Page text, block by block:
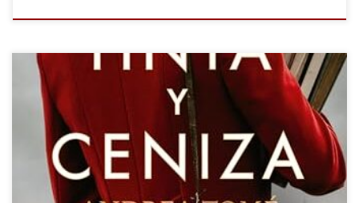
Tinta y ceniza es la última novela de Andrea Tomé publicada por
Grijalbo. La Historia se compone de miles de protagonistas
anónimos, de secundarios que sostienen relatos desde los
márgenes y narradores que ponen palabras a todo lo que ocurre.
Tomé, en la nota final, explica cómo comenzó en 2013 […]